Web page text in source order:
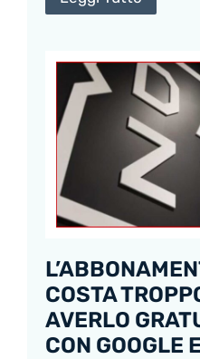
COSTA
AVERLO
CON GOOGLE